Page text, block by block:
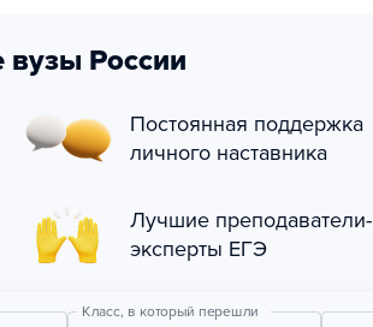
вузы России
Постоянная поддержка
личного наставника
Лучшие преподаватели-
эксперты ЕГЭ
Класс, в который перешли